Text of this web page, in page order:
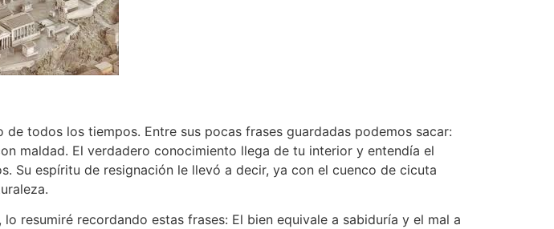
todos los tiempos. Entre sus pocas frases guardadas podemos sacar:
maldad. El verdadero conocimiento llega de tu interior y entendía el
Su espíritu de resignación le llevó a decir, ya con el cuenco de cicuta
resumiré recordando estas frases: El bien equivale a sabiduría y el mal a